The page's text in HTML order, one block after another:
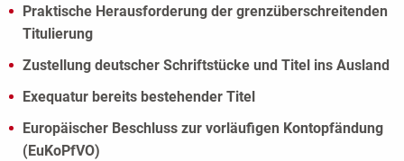
Praktische Herausforderung der grenzüberschreitenden
Titulierung
Zustellung deutscher Schriftstücke und Titel ins Ausland
Exequatur bereits bestehender Titel
Europäischer Beschluss zur vorläufigen Kontopfändung
(EuKoPfVO)